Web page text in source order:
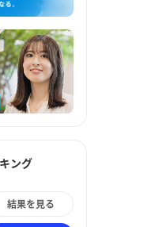
ング
結果を見る